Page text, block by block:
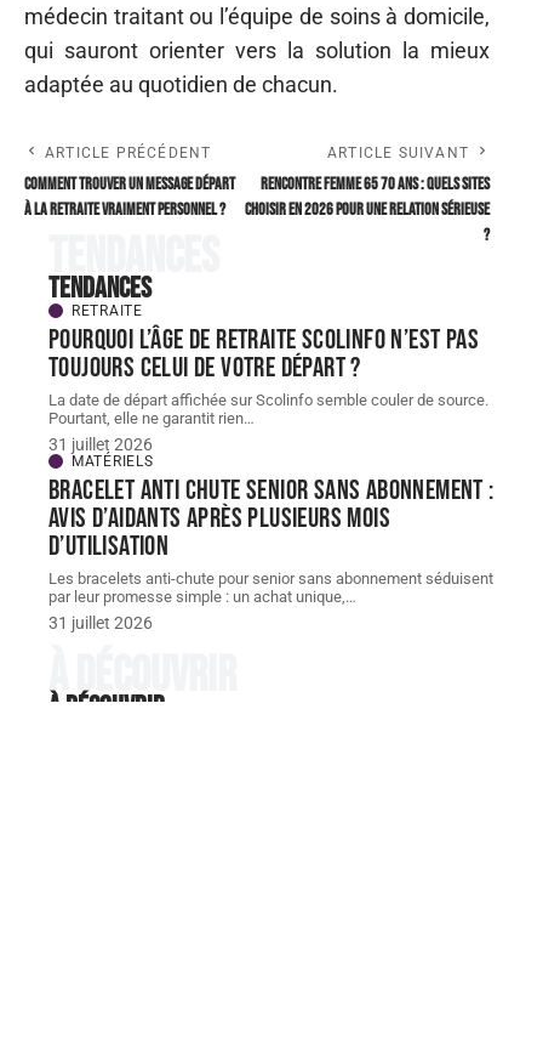
médecin traitant ou l’équipe de soins à domicile,
qui sauront orienter vers la solution la mieux
adaptée au quotidien de chacun.
ARTICLE PRÉCÉDENT
Comment trouver un message départ
à la retraite vraiment personnel ?
ARTICLE SUIVANT
Rencontre femme 65 70 ans : quels sites
choisir en 2026 pour une relation sérieuse
?
Tendances
RETRAITE
Pourquoi l’âge de retraite scolinfo n’est pas
toujours celui de votre départ ?
La date de départ affichée sur Scolinfo semble couler de source.
Pourtant, elle ne garantit rien…
31 juillet 2026
MATÉRIELS
Bracelet Anti chute senior sans abonnement :
avis d’aidants après plusieurs mois
d’utilisation
Les bracelets anti-chute pour senior sans abonnement séduisent
par leur promesse simple : un achat unique,…
31 juillet 2026
À découvrir
À découvrir